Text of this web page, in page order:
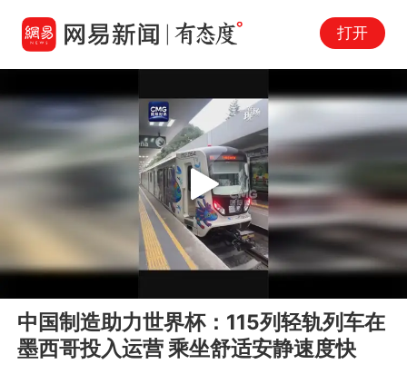
打开
Play
中国制造助力世界杯：115列轻轨列车在
墨西哥投入运营 乘坐舒适安静速度快